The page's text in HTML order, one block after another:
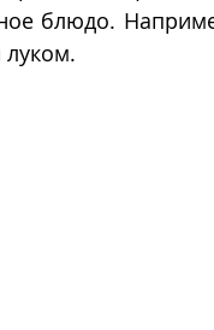
блюдо.
луком.